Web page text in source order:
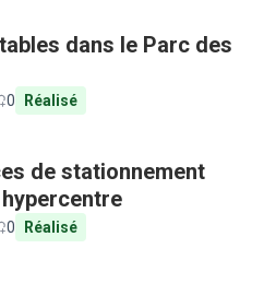
dans le Parc des
0 Réalisé
de stationnement
0 Réalisé